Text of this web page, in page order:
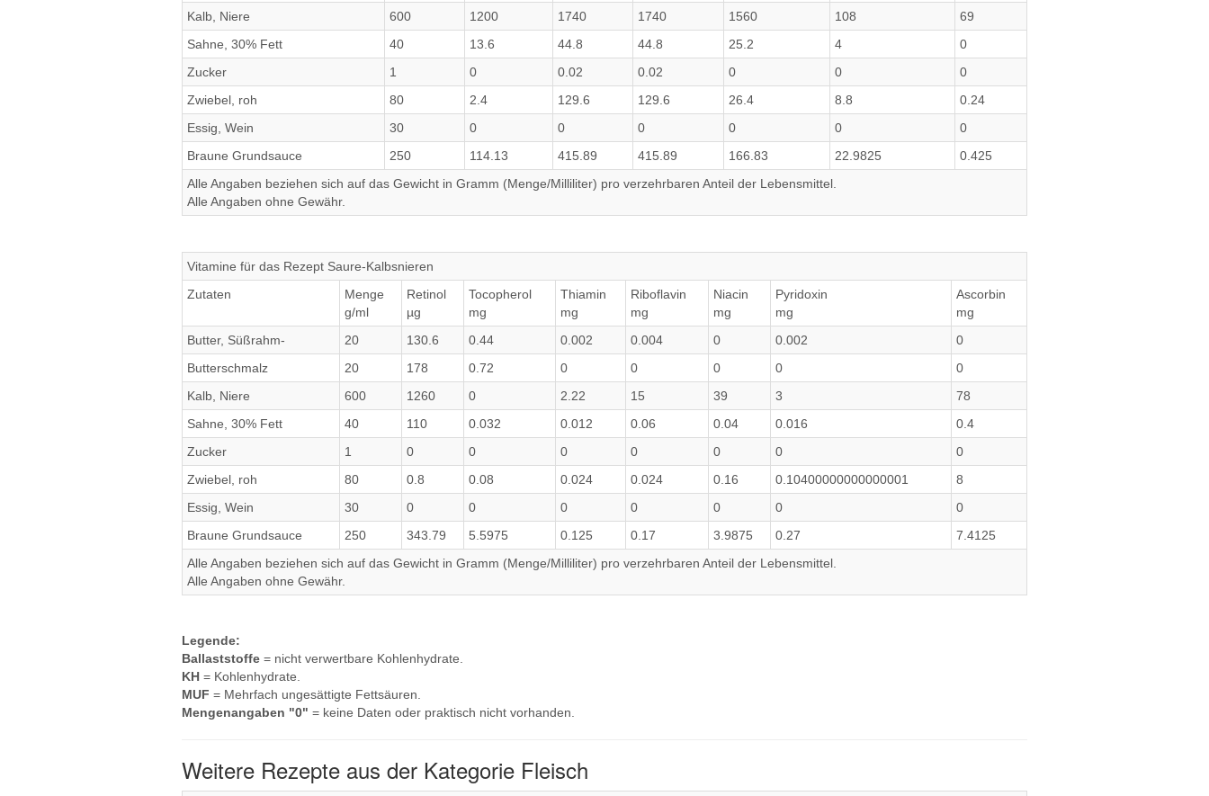
Kalb, Niere
600 1200 1740 1740 1560 108
69
Sahne, 30% Fett
40 13.6 44.8 44.8 25.2 4
0
Zucker
1 0 0.02 0.02 0 0
0
Zwiebel, roh
80 2.4 129.6 129.6 26.4 8.8
0.24
Essig, Wein
30 0 0 0 0 0
0
Braune Grundsauce
250 114.13 415.89 415.89 166.83 22.9825
0.425
Alle Angaben beziehen sich auf das Gewicht in Gramm (Menge/Milliliter) pro verzehrbaren Anteil der Lebensmittel.
Alle Angaben ohne Gewähr.
Vitamine für das Rezept Saure-Kalbsnieren
Zutaten
Menge
g/ml
Retinol
µg
Tocopherol
mg
Thiamin
mg
Riboflavin
mg
Niacin
mg
Pyridoxin
mg
Ascorbin
mg
Butter, Süßrahm-
20 130.6 0.44 0.002 0.004 0 0.002
0
Butterschmalz
20 178 0.72 0 0 0 0
0
Kalb, Niere
600 1260 0 2.22 15 39 3
78
Sahne, 30% Fett
40 110 0.032 0.012 0.06 0.04 0.016
0.4
Zucker
1 0 0 0 0 0 0
0
Zwiebel, roh
80 0.8 0.08 0.024 0.024 0.16 0.10400000000000001
8
Essig, Wein
30 0 0 0 0 0 0
0
Braune Grundsauce
250 343.79 5.5975 0.125 0.17 3.9875 0.27
7.4125
Alle Angaben beziehen sich auf das Gewicht in Gramm (Menge/Milliliter) pro verzehrbaren Anteil der Lebensmittel.
Alle Angaben ohne Gewähr.
Legende:
Ballaststoffe = nicht verwertbare Kohlenhydrate.
KH = Kohlenhydrate.
MUF = Mehrfach ungesättigte Fettsäuren.
Mengenangaben "0" = keine Daten oder praktisch nicht vorhanden.
Weitere Rezepte aus der Kategorie Fleisch